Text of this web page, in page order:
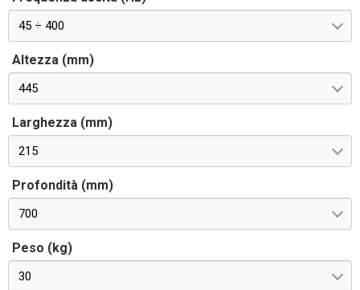
45 ÷ 400
Altezza (mm)
445
Larghezza (mm)
215
Profondità (mm)
700
Peso (kg)
30